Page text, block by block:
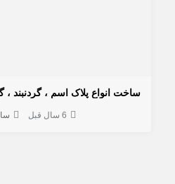
ساخت انواع پلاک اسم ، گردنبند ،
6 سال قبل